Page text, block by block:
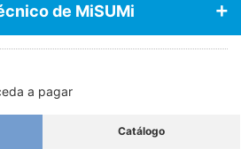
de MiSUMi
a pagar
Catálogo